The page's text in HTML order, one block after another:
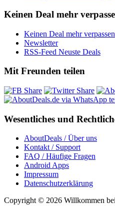
Keinen Deal mehr
Keinen Deal mehr verpassen
Newsletter
RSS-Feed Neuste Deals
Mit Freunden teilen
Wesentliches und
AboutDeals / Über uns
Kontakt / Support
FAQ / Häufige Fragen
Android Apps
Impressum
Datenschutzerklärung
Copyright © 2026 Willkommen